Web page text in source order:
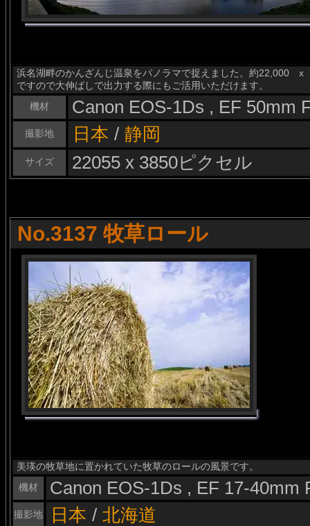
浜名湖畔のかんざんじ温泉をパノラマで捉えました。約22,000
ですので大伸ばしで出力する際にもご活用いただけます。
機材
Canon EOS-1Ds , EF 50mm
撮影地 日本 / 静岡
サイズ 22055 x 3850ピクセル
No.3137 牧草ロール
美瑛の牧草地に置かれていた牧草のロールの風景です。
機材
Canon EOS-1Ds , EF 17-40mm
撮影地 日本 / 北海道